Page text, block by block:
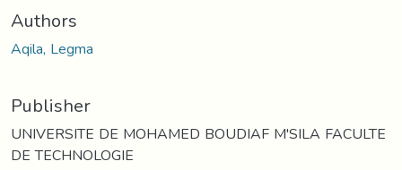
Authors
Aqila, Legma
Publisher
UNIVERSITE DE MOHAMED BOUDIAF M'SILA FACULTE
DE TECHNOLOGIE